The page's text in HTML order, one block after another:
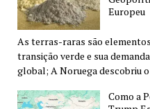
Europeu
As terras-raras são
transição verde e sua
global; A Noruega descobriu
Como a